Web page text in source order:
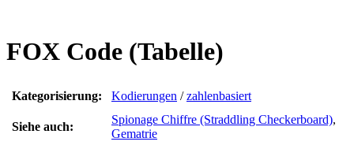
FOX Code (Tabelle)
Kategorisierung: Kodierungen /zahlenbasiert
Siehe auch:
Spionage Chiffre (Straddling Checkerboard),
Gematrie